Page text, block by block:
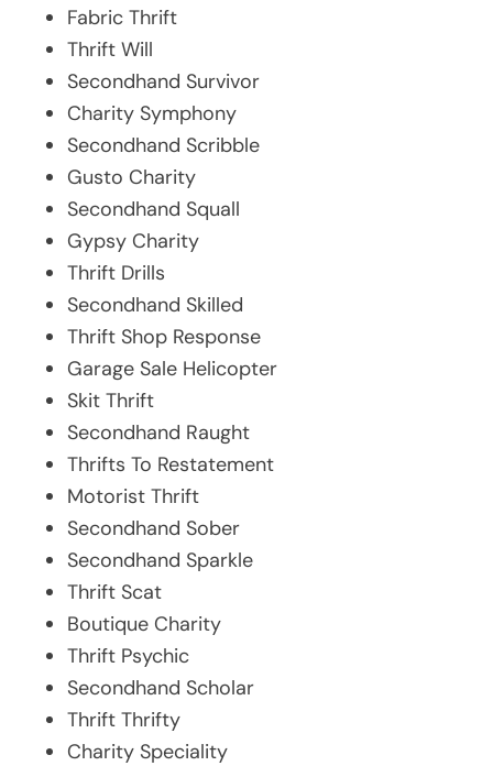
Fabric Thrift
Thrift Will
Secondhand Survivor
Charity Symphony
Secondhand Scribble
Gusto Charity
Secondhand Squall
Gypsy Charity
Thrift Drills
Secondhand Skilled
Thrift Shop Response
Garage Sale Helicopter
Skit Thrift
Secondhand Raught
Thrifts To Restatement
Motorist Thrift
Secondhand Sober
Secondhand Sparkle
Thrift Scat
Boutique Charity
Thrift Psychic
Secondhand Scholar
Thrift Thrifty
Charity Speciality